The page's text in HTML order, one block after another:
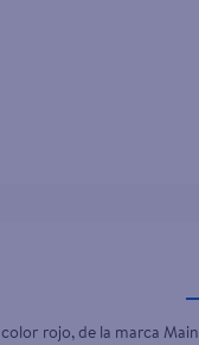
rojo, de la marca